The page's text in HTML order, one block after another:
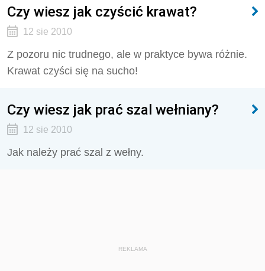
Czy wiesz jak czyścić krawat?
12 sie 2010
Z pozoru nic trudnego, ale w praktyce bywa różnie.
Krawat czyści się na sucho!
Czy wiesz jak prać szal wełniany?
12 sie 2010
Jak należy prać szal z wełny.
REKLAMA